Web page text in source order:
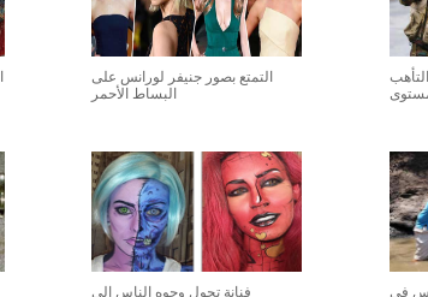
مستوى
التمتع بصور جنيفر لورانس على
البساط الأحمر
في
فنانة تحول وجوه الناس إلى